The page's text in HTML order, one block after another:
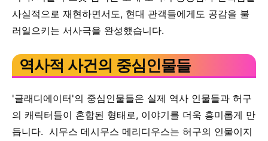
사실적으로 재현하면서도, 현대 관객들에게도 공감을 불
러일으키는 서사극을 완성했습니다.
역사적 사건의 중심인물들
'글래디에이터'의 중심인물들은 실제 역사 인물들과 허구
의 캐릭터들이 혼합된 형태로, 이야기를 더욱 흥미롭게 만
듭니다. 시무스 데시무스 메리디우스는 허구의 인물이지